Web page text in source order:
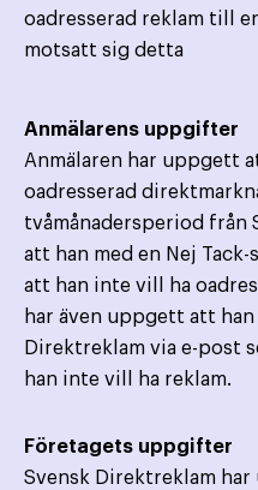
oadresserad reklam till
motsatt sig detta
Anmälarens uppgifter
Anmälaren har uppgett
oadresserad
tvåmånadersperiod från
att han med en Nej
att han inte vill ha
har även uppgett att
Direktreklam via e-post
han inte vill ha reklam.
Företagets uppgifter
Svensk Direktreklam